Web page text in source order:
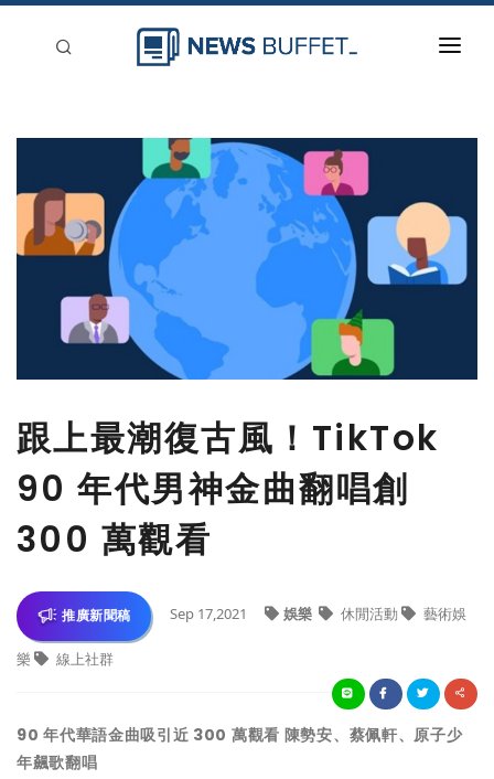
登入
刊登
跟上最潮復古風！TikTok
90 年代男神金曲翻唱創
300 萬觀看
推廣新聞稿 Sep 17,2021 娛樂 休閒活動 藝術娛
樂 線上社群
90 年代華語金曲吸引近 300 萬觀看 陳勢安、蔡佩軒、原子少
年飆歌翻唱